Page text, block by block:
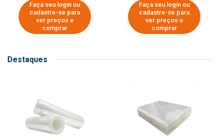
Faça seu login ou
cadastre-se para
ver preços e
comprar
Faça seu login ou
cadastre-se para
ver preços e
comprar
Destaques